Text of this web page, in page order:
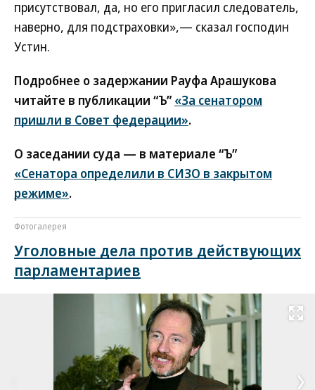
присутствовал, да, но его пригласил следователь,
наверно, для подстраховки»,— сказал господин
Устин.
Подробнее о задержании Рауфа Арашукова
читайте в публикации “Ъ” «За сенатором
пришли в Совет федерации».
О заседании суда — в материале “Ъ”
«Сенатора определили в СИЗО в закрытом
режиме».
Фотогалерея
Уголовные дела против действующих
парламентариев
Развернуть